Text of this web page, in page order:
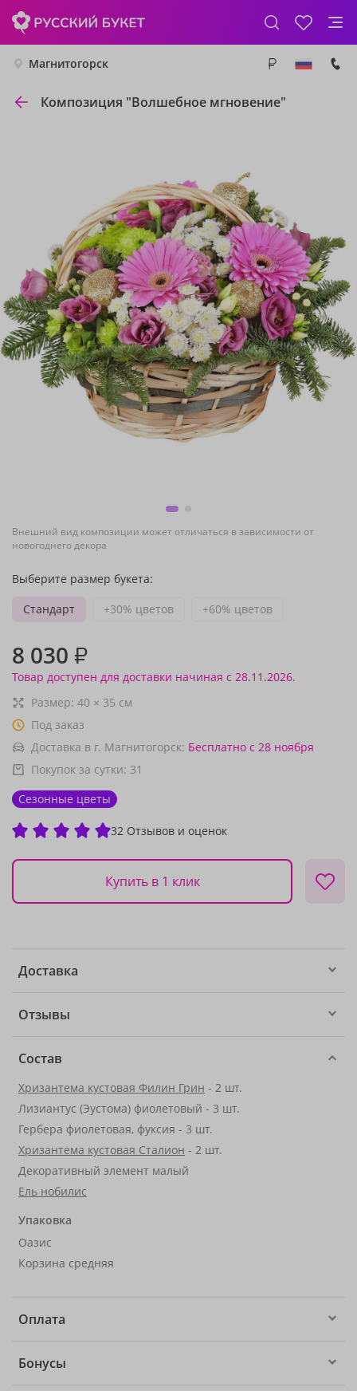
Магнитогорск
Композиция "Волшебное мгновение"
Внешний вид композиции может отличаться в зависимости от
новогоднего декора
Выберите размер букета:
Стандарт
+30% цветов +60% цветов
8 030 ₽
Товар доступен для доставки начиная с 28.11.2026.
Размер: 40 × 35 см
Под заказ
Доставка в г. Магнитогорск: Бесплатно с 28 ноября
Покупок за сутки: 31
Сезонные цветы
32 Отзывов и оценок
Купить в 1 клик
Доставка
Отзывы
Состав
Хризантема кустовая Филин Грин - 2 шт.
Лизиантус (Эустома) фиолетовый - 3 шт.
Гербера фиолетовая, фуксия - 3 шт.
Хризантема кустовая Сталион - 2 шт.
Декоративный элемент малый
Ель нобилис
Упаковка
Оазис
Корзина средняя
Оплата
Бонусы